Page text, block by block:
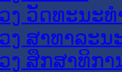
ງ ວັດທະນະ
ງ ສາທາລະນ
ງ ສຶກສາທິກາ